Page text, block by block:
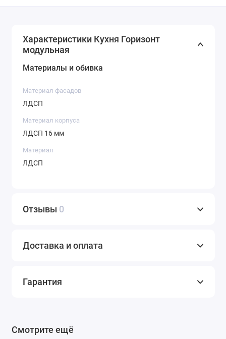
Характеристики Кухня Горизонт
модульная
Материалы и обивка
Материал фасадов
ЛДСП
Материал корпуса
ЛДСП 16 мм
Материал
ЛДСП
Отзывы 0
Доставка и оплата
Гарантия
Смотрите ещё